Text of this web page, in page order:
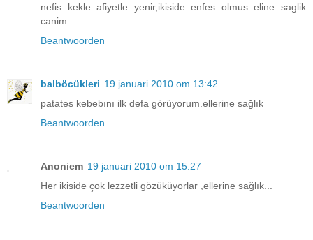
nefis kekle afiyetle yenir,ikiside enfes olmus eline saglik
canim
Beantwoorden
balböcükleri 19 januari 2010 om 13:42
patates kebebını ilk defa görüyorum.ellerine sağlık
Beantwoorden
Anoniem 19 januari 2010 om 15:27
Her ikiside çok lezzetli gözüküyorlar ,ellerine sağlık...
Beantwoorden